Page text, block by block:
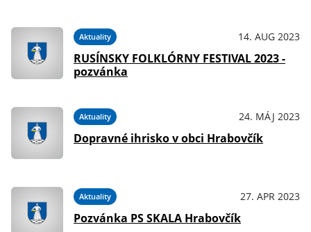
Aktuality 14. AUG 2023
RUSÍNSKY FOLKLÓRNY FESTIVAL 2023 -
pozvánka
Aktuality 24. MÁJ 2023
Dopravné ihrisko v obci Hrabovčík
Aktuality 27. APR 2023
Pozvánka PS SKALA Hrabovčík